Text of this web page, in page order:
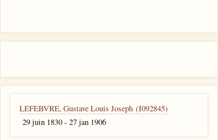
LEFEBVRE, Gustave Louis Joseph (I092845)
29 juin 1830 - 27 jan 1906